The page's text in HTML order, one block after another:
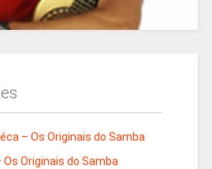
– Os Originais do Samba
Os Originais do Samba